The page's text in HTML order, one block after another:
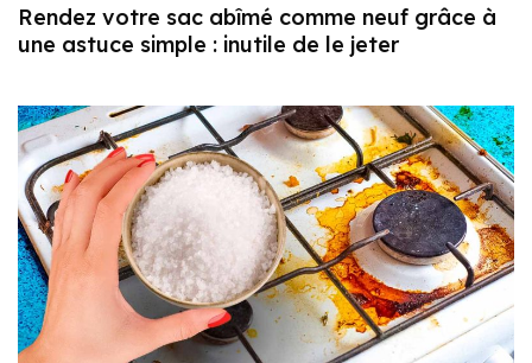
Rendez votre sac abîmé comme neuf grâce à
une astuce simple : inutile de le jeter